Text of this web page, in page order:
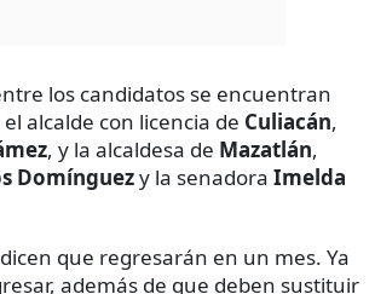
los candidatos se encuentran
alcalde con licencia de Culiacán,
, y la alcaldesa de Mazatlán,
Domínguezy la senadora Imelda
que regresarán en un mes. Ya
además de que deben sustituir